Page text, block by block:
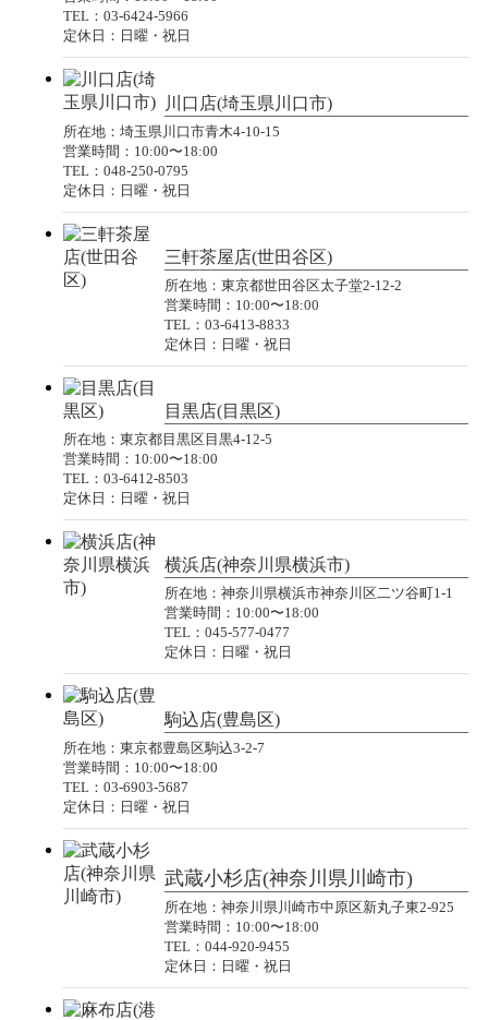
TEL：03-6424-5966
定休日：日曜・祝日
川口店(埼玉県川口市)
所在地：埼玉県川口市青木4-10-15
営業時間：10:00〜18:00
TEL：048-250-0795
定休日：日曜・祝日
三軒茶屋店(世田谷区)
所在地：東京都世田谷区太子堂2-12-2
営業時間：10:00〜18:00
TEL：03-6413-8833
定休日：日曜・祝日
目黒店(目黒区)
所在地：東京都目黒区目黒4-12-5
営業時間：10:00〜18:00
TEL：03-6412-8503
定休日：日曜・祝日
横浜店(神奈川県横浜市)
所在地：神奈川県横浜市神奈川区二ツ谷町1-1
営業時間：10:00〜18:00
TEL：045-577-0477
定休日：日曜・祝日
駒込店(豊島区)
所在地：東京都豊島区駒込3-2-7
営業時間：10:00〜18:00
TEL：03-6903-5687
定休日：日曜・祝日
武蔵小杉店(神奈川県川崎市)
所在地：神奈川県川崎市中原区新丸子東2-925
営業時間：10:00〜18:00
TEL：044-920-9455
定休日：日曜・祝日